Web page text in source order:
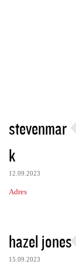
stevenmar
k
12.09.2023
Adres
hazel jones
15.09.2023